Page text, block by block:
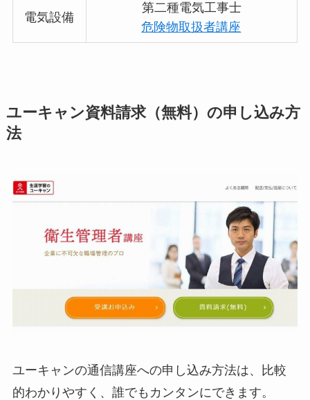
電気設備
第二種電気工事士
危険物取扱者講座
ユーキャン資料請求（無料）の申し込み方
法
ユーキャンの通信講座への申し込み方法は、比較
的わかりやすく、 誰でもカンタンにできます。